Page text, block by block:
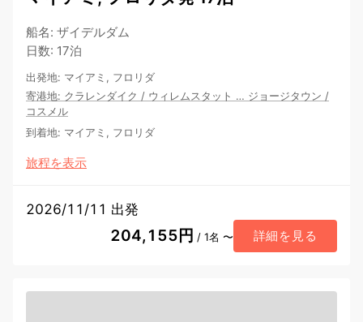
船名: ザイデルダム
日数: 17泊
出発地: マイアミ, フロリダ
寄港地: クラレンダイク / ウィレムスタット … ジョージタウン /
コスメル
到着地: マイアミ, フロリダ
旅程を表示
2026/11/11 出発
204,155円 / 1名 〜 詳細を見る